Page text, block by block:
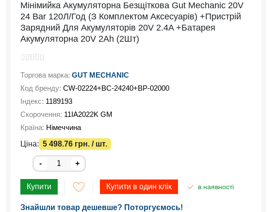
Мінімийка Акумуляторна Безщіткова Gut Mechanic 20V
24 Bar 120Л/Год (З Комплектом Аксесуарів) +Пристрій
Зарядний Для Акумуляторів 20V 2.4A +Батарея
Акумуляторна 20V 2Ah (2Шт)
Торгова марка: GUT MECHANIC
Код бренду: CW-02224+BC-24240+BP-02000
Індекс: 1189193
Скорочення: 11IA2022K GM
Країна: Німеччина
Ціна: 5 498.76 грн. / шт.
- +
Купити Купити в один клік в наявності
Знайшли товар дешевше? Поторгуємось!